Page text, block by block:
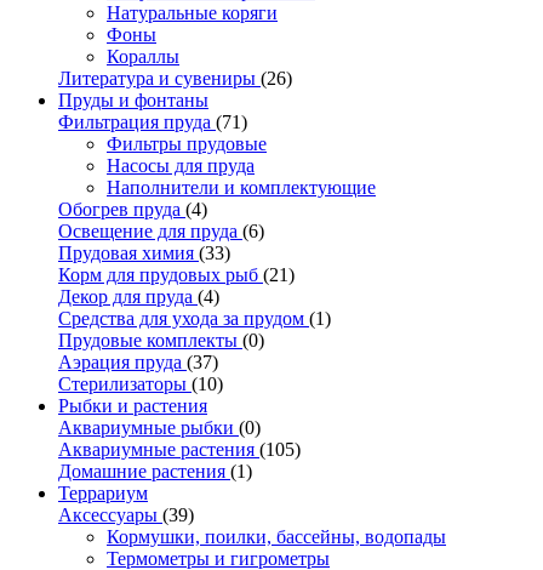
Натуральные коряги
Фоны
Кораллы
Литература и сувениры (26)
Пруды и фонтаны
Фильтрация пруда (71)
Фильтры прудовые
Насосы для пруда
Наполнители и комплектующие
Обогрев пруда (4)
Освещение для пруда (6)
Прудовая химия (33)
Корм для прудовых рыб (21)
Декор для пруда (4)
Средства для ухода за прудом (1)
Прудовые комплекты (0)
Аэрация пруда (37)
Стерилизаторы (10)
Рыбки и растения
Аквариумные рыбки (0)
Аквариумные растения (105)
Домашние растения (1)
Террариум
Аксессуары (39)
Кормушки, поилки, бассейны, водопады
Термометры и гигрометры